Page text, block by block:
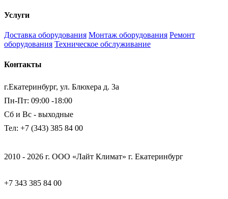
Услуги
Доставка оборудования Монтаж оборудования Ремонт
оборудования Техническое обслуживание
Контакты
г.Екатеринбург, ул. Блюхера д. 3а
Пн-Пт: 09:00 -18:00
Сб и Вс - выходные
Тел: +7 (343) 385 84 00
2010 - 2026 г. ООО «Лайт Климат» г. Екатеринбург
+7 343 385 84 00